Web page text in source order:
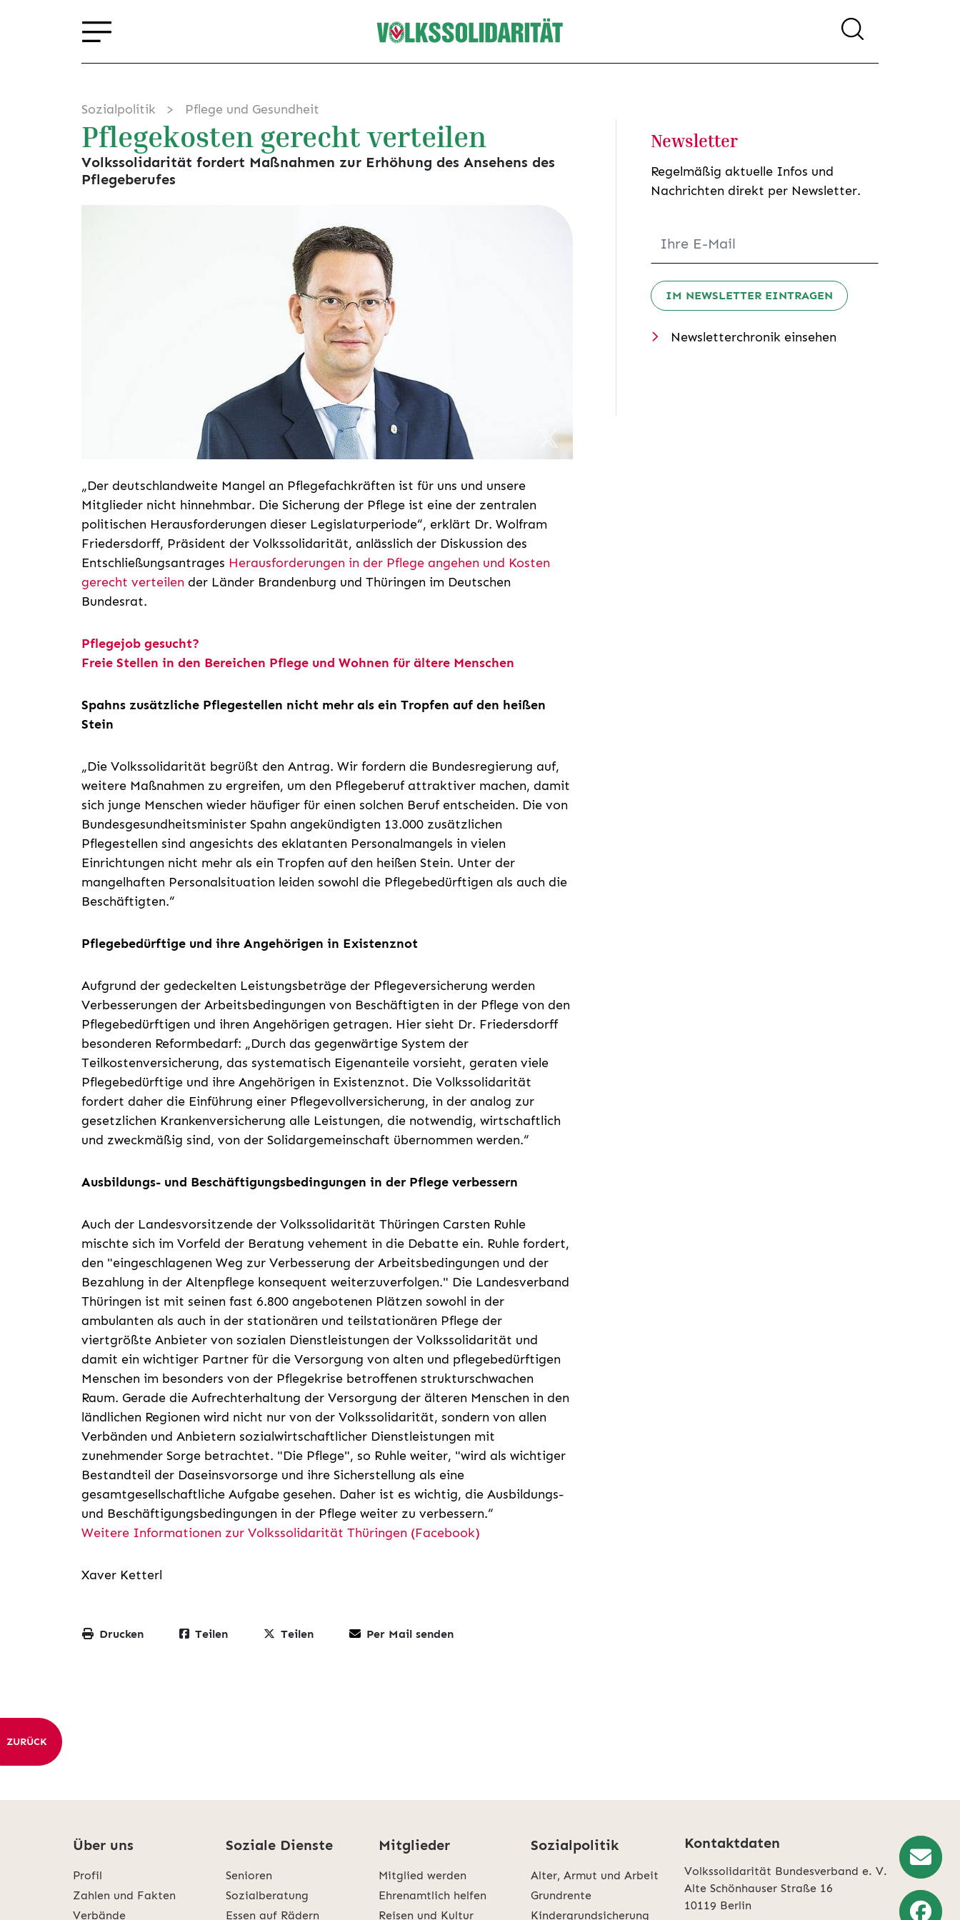
Sozialpolitik Pflege und Gesundheit
Pflegekosten gerecht verteilen
Volkssolidarität fordert Maßnahmen zur Erhöhung des Ansehens des
Pflegeberufes
„Der deutschlandweite Mangel an Pflegefachkräften ist für uns und unsere
Mitglieder nicht hinnehmbar. Die Sicherung der Pflege ist eine der zentralen
politischen Herausforderungen dieser Legislaturperiode“, erklärt Dr. Wolfram
Friedersdorff, Präsident der Volkssolidarität, anlässlich der Diskussion des
Entschließungsantrages Herausforderungen in der Pflege angehen und Kosten
gerecht verteilen der Länder Brandenburg und Thüringen im Deutschen
Bundesrat.
Pflegejob gesucht?
Freie Stellen in den Bereichen Pflege und Wohnen für ältere Menschen
Spahns zusätzliche Pflegestellen nicht mehr als ein Tropfen auf den heißen
Stein
„Die Volkssolidarität begrüßt den Antrag. Wir fordern die Bundesregierung auf,
weitere Maßnahmen zu ergreifen, um den Pflegeberuf attraktiver machen, damit
sich junge Menschen wieder häufiger für einen solchen Beruf entscheiden. Die von
Bundesgesundheitsminister Spahn angekündigten 13.000 zusätzlichen
Pflegestellen sind angesichts des eklatanten Personalmangels in vielen
Einrichtungen nicht mehr als ein Tropfen auf den heißen Stein. Unter der
mangelhaften Personalsituation leiden sowohl die Pflegebedürftigen als auch die
Beschäftigten.“
Pflegebedürftige und ihre Angehörigen in Existenznot
Aufgrund der gedeckelten Leistungsbeträge der Pflegeversicherung werden
Verbesserungen der Arbeitsbedingungen von Beschäftigten in der Pflege von den
Pflegebedürftigen und ihren Angehörigen getragen. Hier sieht Dr. Friedersdorff
besonderen Reformbedarf: „Durch das gegenwärtige System der
Teilkostenversicherung, das systematisch Eigenanteile vorsieht, geraten viele
Pflegebedürftige und ihre Angehörigen in Existenznot. Die Volkssolidarität
fordert daher die Einführung einer Pflegevollversicherung, in der analog zur
gesetzlichen Krankenversicherung alle Leistungen, die notwendig, wirtschaftlich
und zweckmäßig sind, von der Solidargemeinschaft übernommen werden.“
Ausbildungs- und Beschäftigungsbedingungen in der Pflege verbessern
Auch der Landesvorsitzende der Volkssolidarität Thüringen Carsten Ruhle
mischte sich im Vorfeld der Beratung vehement in die Debatte ein. Ruhle fordert,
den "eingeschlagenen Weg zur Verbesserung der Arbeitsbedingungen und der
Bezahlung in der Altenpflege konsequent weiterzuverfolgen." Die Landesverband
Thüringen ist mit seinen fast 6.800 angebotenen Plätzen sowohl in der
ambulanten als auch in der stationären und teilstationären Pflege der
viertgrößte Anbieter von sozialen Dienstleistungen der Volkssolidarität und
damit ein wichtiger Partner für die Versorgung von alten und pflegebedürftigen
Menschen im besonders von der Pflegekrise betroffenen strukturschwachen
Raum. Gerade die Aufrechterhaltung der Versorgung der älteren Menschen in den
ländlichen Regionen wird nicht nur von der Volkssolidarität, sondern von allen
Verbänden und Anbietern sozialwirtschaftlicher Dienstleistungen mit
zunehmender Sorge betrachtet. "Die Pflege", so Ruhle weiter, "wird als wichtiger
Bestandteil der Daseinsvorsorge und ihre Sicherstellung als eine
gesamtgesellschaftliche Aufgabe gesehen. Daher ist es wichtig, die Ausbildungs-
und Beschäftigungsbedingungen in der Pflege weiter zu verbessern.“
Weitere Informationen zur Volkssolidarität Thüringen (Facebook)
Xaver Ketterl
Drucken Teilen Teilen Per Mail senden
Newsletter
Regelmäßig aktuelle Infos und
Nachrichten direkt per Newsletter.
IM NEWSLETTER EINTRAGEN
Newsletterchronik einsehen
ZURÜCK
Über uns
Profil
Zahlen und Fakten
Verbände
Soziale Dienste
Senioren
Sozialberatung
Essen auf Rädern
Mitglieder
Mitglied werden
Ehrenamtlich helfen
Reisen und Kultur
Sozialpolitik
Alter, Armut und Arbeit
Grundrente
Kindergrundsicherung
Kontaktdaten
Volkssolidarität Bundesverband e. V.
Alte Schönhauser Straße 16
10119 Berlin